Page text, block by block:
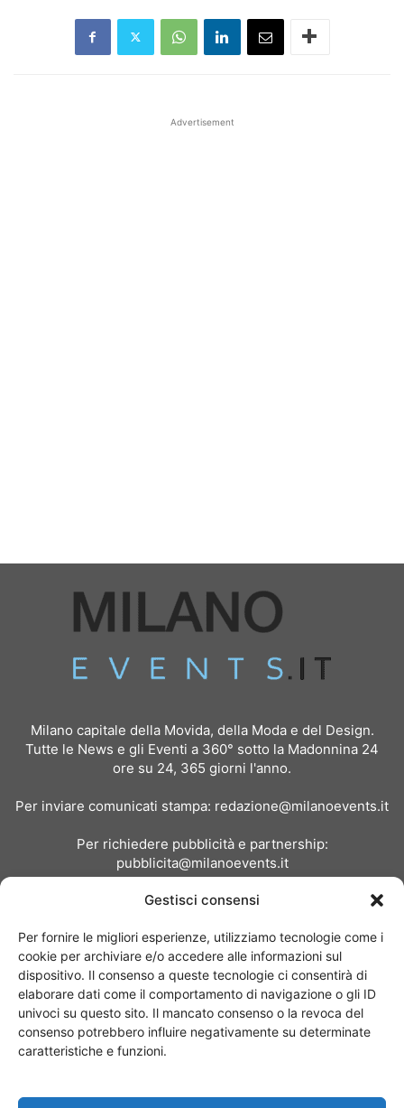
Gestisci consensi
Per fornire le migliori esperienze, utilizziamo tecnologie come i
cookie per archiviare e/o accedere alle informazioni sul
dispositivo. Il consenso a queste tecnologie ci consentirà di
elaborare dati come il comportamento di navigazione o gli ID
univoci su questo sito. Il mancato consenso o la revoca del
consenso potrebbero influire negativamente su determinate
caratteristiche e funzioni.
Advertisement
Milano capitale della Movida, della Moda e del Design.
Tutte le News e gli Eventi a 360° sotto la Madonnina 24
ore su 24, 365 giorni l'anno.
Per inviare comunicati stampa: redazione@milanoevents.it
Per richiedere pubblicità e partnership:
pubblicita@milanoevents.it
Chi siamo I Nostri Clienti